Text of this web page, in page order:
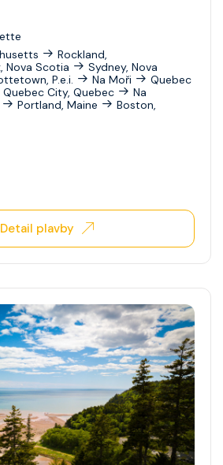
Rockland,
Nova Scotia
Sydney, Nova
P.e.i. Na Moři
Quebec
Quebec City, Quebec
Na
Portland, Maine
Boston,
Detail plavby